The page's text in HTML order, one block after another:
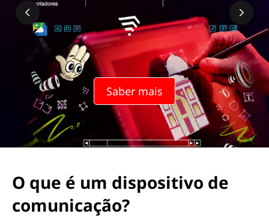
Saber mais
O que é um dispositivo de
comunicação?